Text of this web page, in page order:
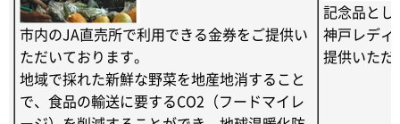
市内のJA直売所で利用できる金券をご提供い
ただいております。
地域で採れた新鮮な野菜を地産地消すること
で、食品の輸送に要するCO2（フードマイレ
記念品とし
神戸レディ
提供いただ